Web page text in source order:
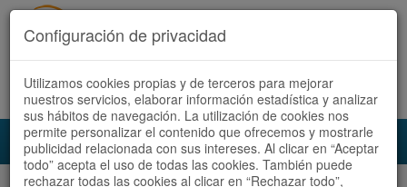
Acceder Registrate ahora Español | Català
Configuración de privacidad
Utilizamos cookies propias y de terceros para mejorar
nuestros servicios, elaborar información estadística y analizar
sus hábitos de navegación. La utilización de cookies nos
permite personalizar el contenido que ofrecemos y mostrarle
publicidad relacionada con sus intereses. Al clicar en “Aceptar
todo” acepta el uso de todas las cookies. También puede
rechazar todas las cookies al clicar en “Rechazar todo”,